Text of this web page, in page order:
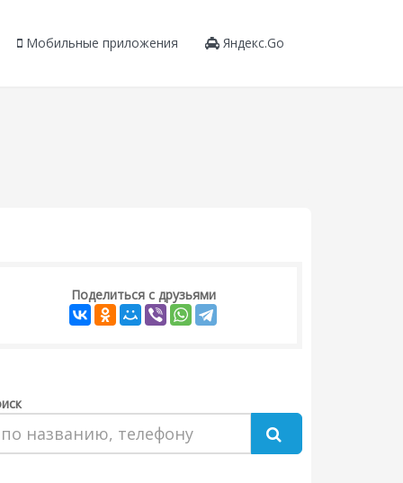
Мобильные приложения Яндекс.Go
Поделиться с друзьями